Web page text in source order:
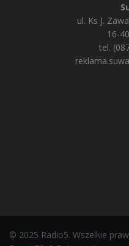
ul. Ks J.
16-
tel.
© 2025 Radio5. Wszelkie